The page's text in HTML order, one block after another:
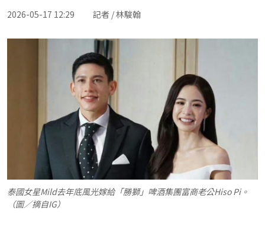
2026-05-17 12:29 記者 / 林駿翰
泰國女星Mild去年底風光嫁給「勝獅」啤酒集團富商老公Hiso Pi。
（圖／摘自IG）